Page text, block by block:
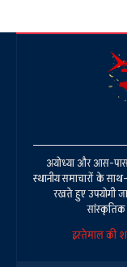
अयोध्या और आस-पास
स्थानीय समाचारों के
रखते हुए उपयोगी
सांस्कृतिक
इस्तेमाल की